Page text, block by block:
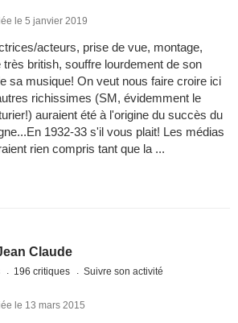
le 5 janvier 2019
acteurs, prise de vue, montage,
british, souffre lourdement de son
sa musique! On veut nous faire croire ici
richissimes (SM, évidemment le
auraient été à l'origine du succès du
1932-33 s'il vous plait! Les médias
rien compris tant que la ...
Claude
196 critiques Suivre son activité
le 13 mars 2015